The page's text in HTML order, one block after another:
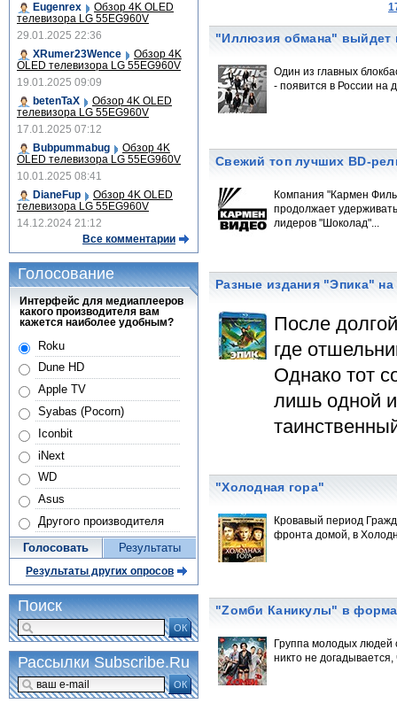
"Иллюзия обмана" выйдет
Один из главных
- появится в России на
Свежий топ лучших BD-
Компания "Кармен
продолжает
лидеров "Шоколад"...
Разные издания "Эпика" на
После
где
Однако тот
лишь одной
"Холодная гора"
Кровавый период
фронта домой, в
"Zомби Каникулы" в
Группа молодых людей
никто не
Eugenrex
Обзор 4K OLED
телевизора LG 55EG960V
29.01.2025 22:36
XRumer23Wence
Обзор 4K
OLED телевизора LG 55EG960V
19.01.2025 09:09
betenTaX
Обзор 4K OLED
телевизора LG 55EG960V
17.01.2025 07:12
Bubpummabug
Обзор 4K
OLED телевизора LG 55EG960V
10.01.2025 08:41
DianeFup
Обзор 4K OLED
телевизора LG 55EG960V
14.12.2024 21:12
Все комментарии
Голосование
Интерфейс для медиаплееров
какого производителя вам
кажется наиболее удобным?
Roku
Dune HD
Apple TV
Syabas (Pocorn)
Iconbit
iNext
WD
Asus
Другого производителя
Голосовать Результаты
Результаты других опросов
Поиск
ОК
Рассылки Subscribe.Ru
ОК